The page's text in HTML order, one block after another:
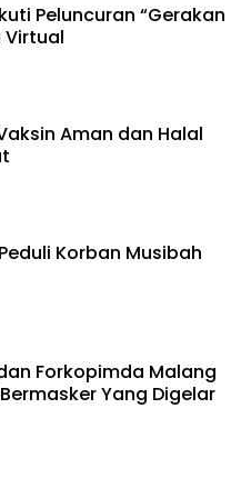
Peluncuran “Gerakan
Virtual
Aman dan Halal
Korban Musibah
Forkopimda Malang
Yang Digelar